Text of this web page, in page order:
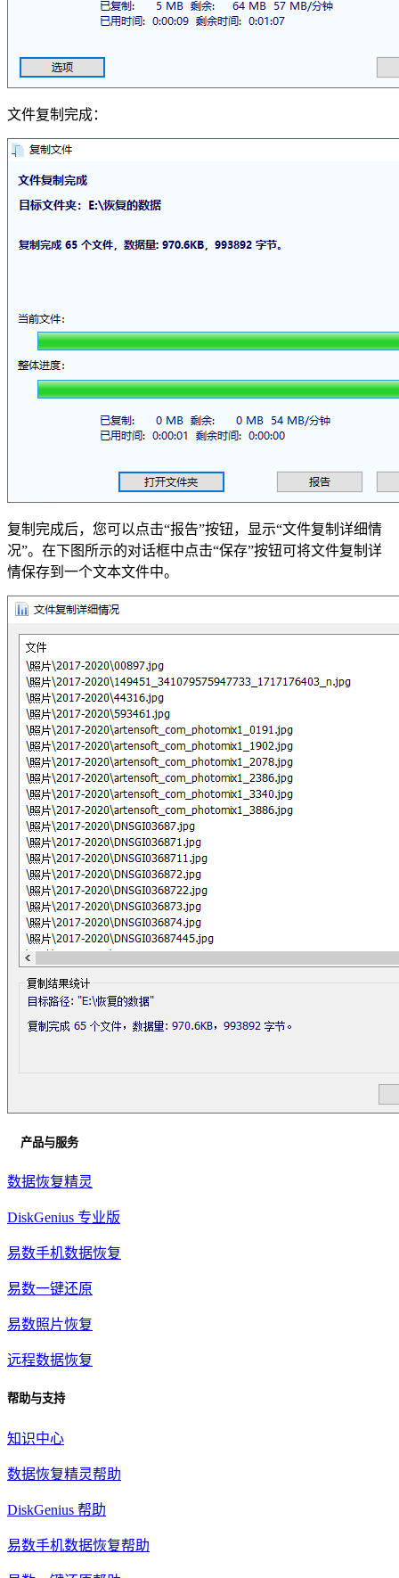
文件复制完成：
复制完成后，您可以点击“报告”按钮，显示“文件复制详细情
况”。在下图所示的对话框中点击“保存”按钮可将文件复制详
情保存到一个文本文件中。
产品与服务
数据恢复精灵
DiskGenius 专业版
易数手机数据恢复
易数一键还原
易数照片恢复
远程数据恢复
帮助与支持
知识中心
数据恢复精灵帮助
DiskGenius 帮助
易数手机数据恢复帮助